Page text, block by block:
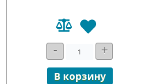
- +
В корзину